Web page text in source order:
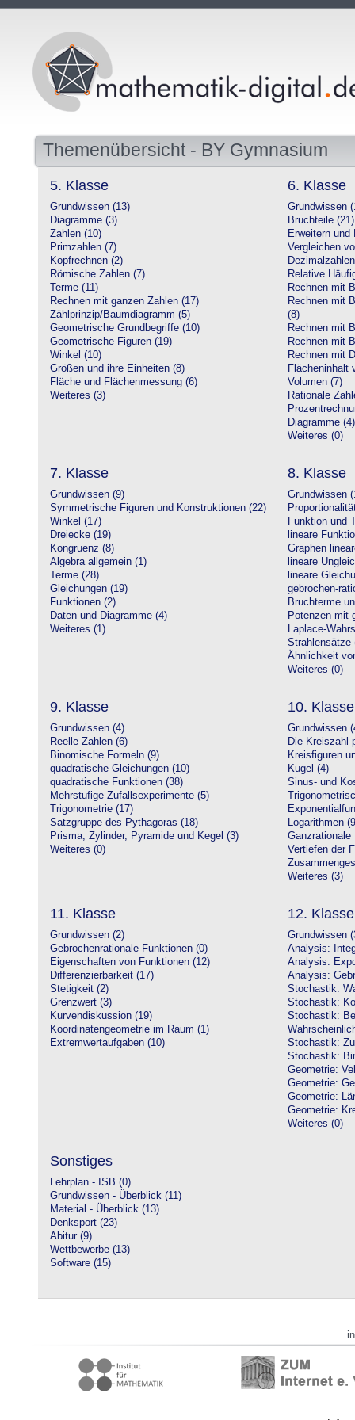
Themenübersicht - BY Gymnasium
5. Klasse
Grundwissen (13)
Diagramme (3)
Zahlen (10)
Primzahlen (7)
Kopfrechnen (2)
Römische Zahlen (7)
Terme (11)
Rechnen mit ganzen Zahlen (17)
Zählprinzip/Baumdiagramm (5)
Geometrische Grundbegriffe (10)
Geometrische Figuren (19)
Winkel (10)
Größen und ihre Einheiten (8)
Fläche und Flächenmessung (6)
Weiteres (3)
6. Klasse
Grundwissen
Bruchteile (21)
Erweitern und
Vergleichen
Relative
Rechnen mit
Rechnen mit
(8)
Rechnen mit
Rechnen mit
Rechnen mit
Flächeninhalt
Volumen (7)
Rationale
Diagramme (4)
Weiteres (0)
7. Klasse
Grundwissen (9)
Symmetrische Figuren und Konstruktionen (22)
Winkel (17)
Dreiecke (19)
Kongruenz (8)
Algebra allgemein (1)
Terme (28)
Gleichungen (19)
Funktionen (2)
Daten und Diagramme (4)
Weiteres (1)
8. Klasse
Grundwissen
Funktion und
lineare
Graphen
lineare
lineare
gebrochen-
Bruchterme
Potenzen mit
Laplace-
Strahlensätze
Ähnlichkeit
Weiteres (0)
9. Klasse
Grundwissen (4)
Reelle Zahlen (6)
Binomische Formeln (9)
quadratische Gleichungen (10)
quadratische Funktionen (38)
Mehrstufige Zufallsexperimente (5)
Trigonometrie (17)
Satzgruppe des Pythagoras (18)
Prisma, Zylinder, Pyramide und Kegel (3)
Weiteres (0)
10. Klasse
Grundwissen
Die Kreiszahl
Kreisfiguren
Kugel (4)
Sinus- und
Logarithmen
Ganzrationale
Vertiefen der
Weiteres (3)
11. Klasse
Grundwissen (2)
Gebrochenrationale Funktionen (0)
Eigenschaften von Funktionen (12)
Differenzierbarkeit (17)
Stetigkeit (2)
Grenzwert (3)
Kurvendiskussion (19)
Koordinatengeometrie im Raum (1)
Extremwertaufgaben (10)
12. Klasse
Grundwissen
Analysis:
Analysis:
Analysis:
Stochastik:
Stochastik:
Stochastik:
Stochastik:
Stochastik:
Geometrie:
Geometrie:
Geometrie:
Geometrie:
Weiteres (0)
Sonstiges
Lehrplan - ISB (0)
Grundwissen - Überblick (11)
Material - Überblick (13)
Denksport (23)
Abitur (9)
Wettbewerbe (13)
Software (15)